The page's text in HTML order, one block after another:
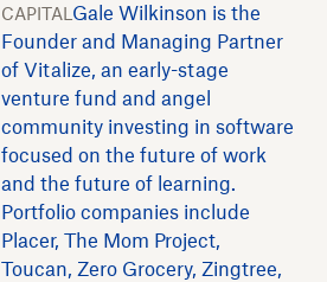
CAPITAL Gale Wilkinson is the
Founder and Managing Partner
of Vitalize, an early-stage
venture fund and angel
community investing in software
focused on the future of work
and the future of learning.
Portfolio companies include
Placer, The Mom Project,
Toucan, Zero Grocery, Zingtree,